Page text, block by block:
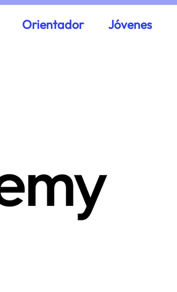
Orientador Jóvenes